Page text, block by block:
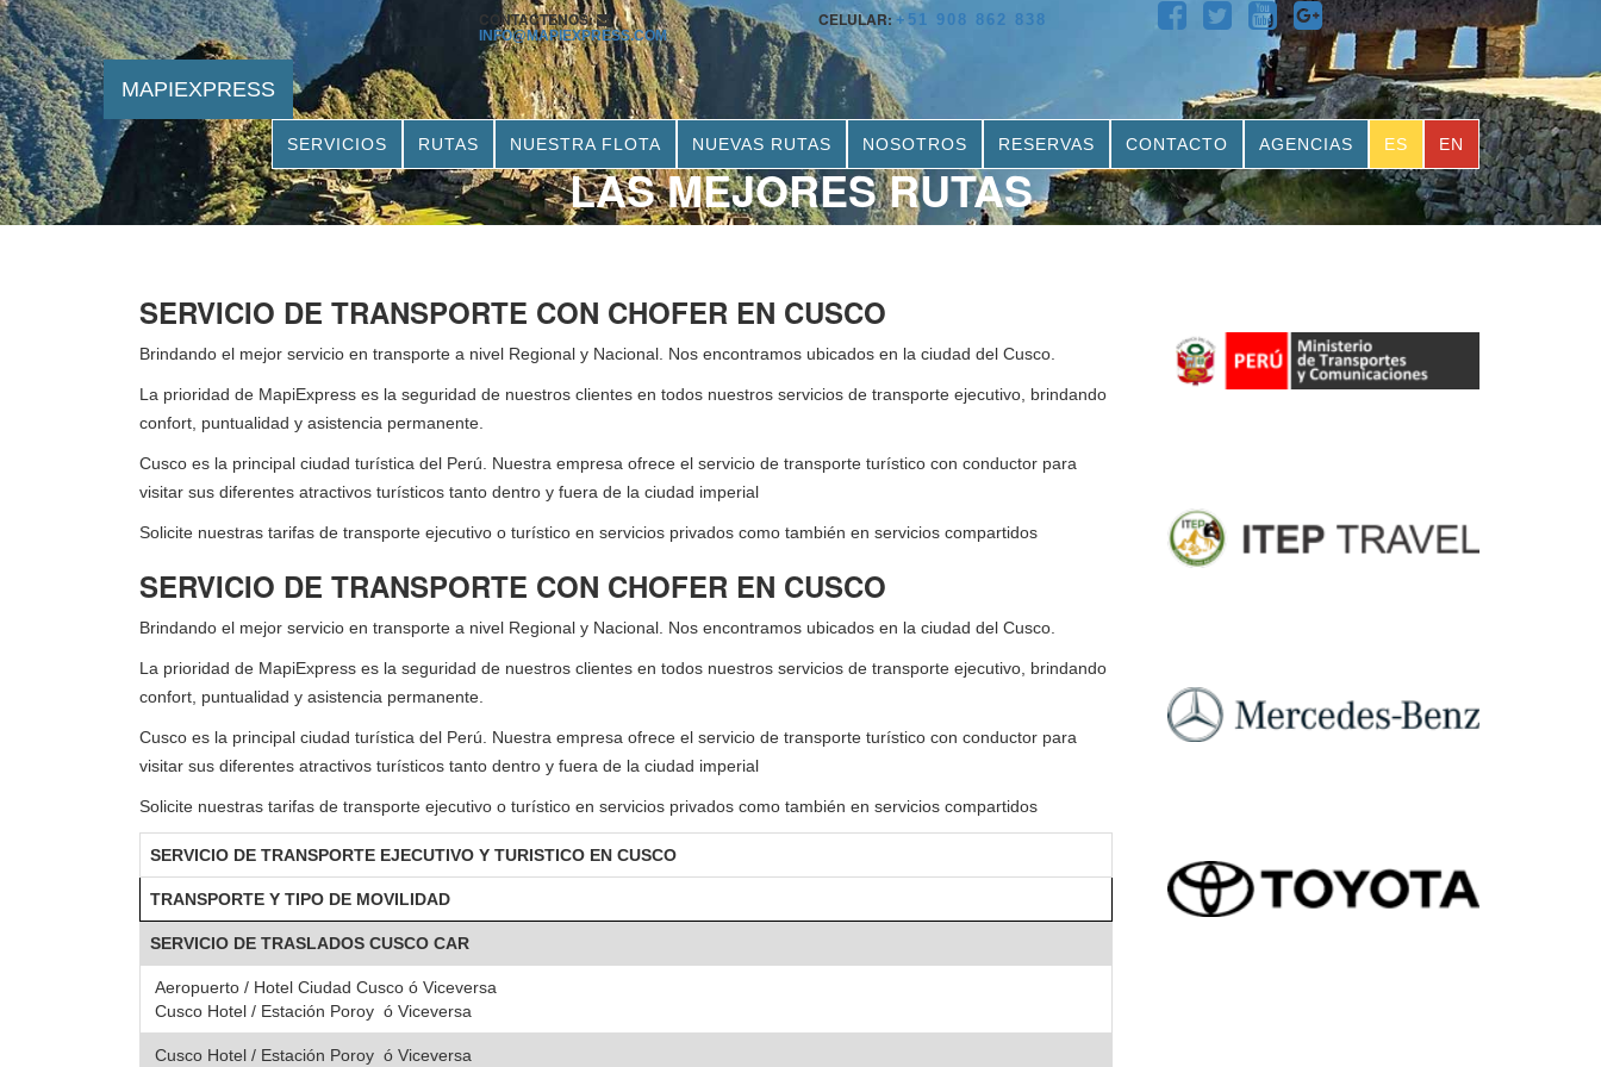
MAPIEXPRESS
SERVICIOS RUTAS NUESTRA FLOTA NUEVAS RUTAS NOSOTROS RESERVAS CONTACTO AGENCIAS ES EN
CONTACTENOS:
INFO@MAPIEXPRESS.COM
CELULAR:+51 908 862 838
LAS MEJORES RUTAS
SERVICIO DE TRANSPORTE CON CHOFER EN CUSCO
Brindando el mejor servicio en transporte a nivel Regional y Nacional. Nos encontramos ubicados en la ciudad del Cusco.
La prioridad de MapiExpress es la seguridad de nuestros clientes en todos nuestros servicios de transporte ejecutivo, brindando
confort, puntualidad y asistencia permanente.
Cusco es la principal ciudad turística del Perú. Nuestra empresa ofrece el servicio de transporte turístico con conductor para
visitar sus diferentes atractivos turísticos tanto dentro y fuera de la ciudad imperial
Solicite nuestras tarifas de transporte ejecutivo o turístico en servicios privados como también en servicios compartidos
SERVICIO DE TRANSPORTE CON CHOFER EN CUSCO
Brindando el mejor servicio en transporte a nivel Regional y Nacional. Nos encontramos ubicados en la ciudad del Cusco.
La prioridad de MapiExpress es la seguridad de nuestros clientes en todos nuestros servicios de transporte ejecutivo, brindando
confort, puntualidad y asistencia permanente.
Cusco es la principal ciudad turística del Perú. Nuestra empresa ofrece el servicio de transporte turístico con conductor para
visitar sus diferentes atractivos turísticos tanto dentro y fuera de la ciudad imperial
Solicite nuestras tarifas de transporte ejecutivo o turístico en servicios privados como también en servicios compartidos
SERVICIO DE TRANSPORTE EJECUTIVO Y TURISTICO EN CUSCO
TRANSPORTE Y TIPO DE MOVILIDAD
SERVICIO DE TRASLADOS CUSCO CAR
Aeropuerto / Hotel Ciudad Cusco ó Viceversa
Cusco Hotel / Estación Poroy ó Viceversa
Cusco Hotel / Estación Poroy ó Viceversa